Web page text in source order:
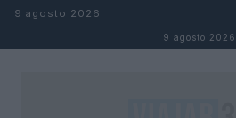
Saltar al contenido
9 agosto 2026
9 agosto 2026